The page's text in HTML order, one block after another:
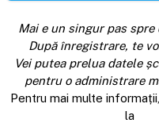
Mai e un singur pas
După înregistrare, te
Vei putea prelua datele
pentru o administrare
Pentru mai multe
la